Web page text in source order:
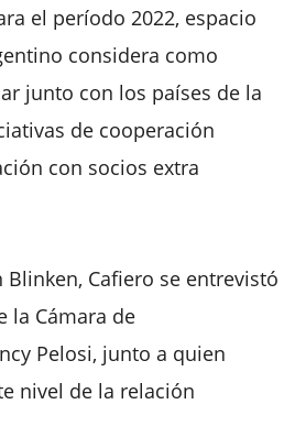
el período 2022, espacio
considera como
junto con los países de la
de cooperación
con socios extra
Cafiero se entrevistó
la Cámara de
Pelosi, junto a quien
nivel de la relación